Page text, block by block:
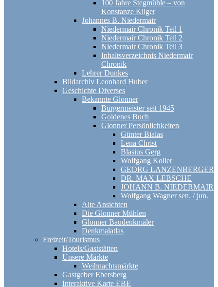
100 Jahre Stegmühle – von
Konstanze Kilger
Johannes B. Niedermair
Niedermair Chronik Teil 1
Niedermair Chronik Teil 2
Niedermair Chronik Teil 3
Inhaltsverzeichnis Niedermair
Chronik
Lehrer Dunkes
Bildarchiv Leonhard Huber
Geschichte Diverses
Bekannte Glonner
Bürgermeister seit 1945
Goldenes Buch
Glonner Persönlichkeiten
Günter Bialas
Lena Christ
Blasius Gerg
Wolfgang Koller
GEORG LANZENBERGER
DR. MAX LEBSCHE
JOHANN B. NIEDERMAIR
Wolfgang Wagner sen. / jun.
Alte Ansichten
Die Glonner Mühlen
Glonner Baudenkmäler
Denkmalatlas
Freizeit/Tourismus
Hotels/Gaststätten
Unsere Märkte
Weihnachtsmärkte
Gastgeber Ebersberg
Interaktive Karte EBE